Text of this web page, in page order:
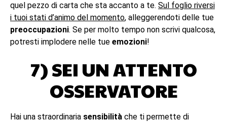
quel pezzo di carta che sta accanto a te. Sul foglio riversi
i tuoi stati d’animo del momento, alleggerendoti delle tue
preoccupazioni. Se per molto tempo non scrivi qualcosa,
potresti implodere nelle tue emozioni!
7) SEI UN ATTENTO
OSSERVATORE
Hai una straordinaria sensibilità che ti permette di